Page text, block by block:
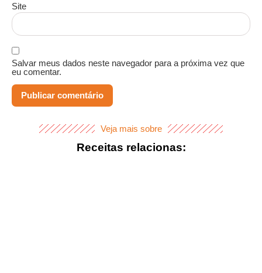
Site
Salvar meus dados neste navegador para a próxima vez que
eu comentar.
Veja mais sobre
Receitas relacionas: